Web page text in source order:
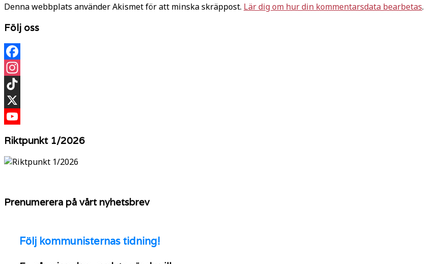
Denna webbplats använder Akismet för att minska skräppost. Lär dig om hur din kommentarsdata bearbetas.
Följ oss
Facebook
Instagram
TikTok
X
Riktpunkt 1/2026
Prenumerera på vårt nyhetsbrev
Följ kommunisternas tidning!